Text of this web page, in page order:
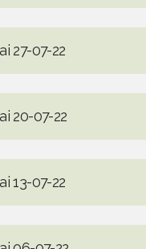
27-07-22
20-07-22
13-07-22